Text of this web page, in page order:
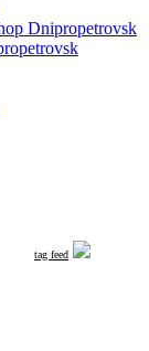
Dnipropetrovsk
tag feed